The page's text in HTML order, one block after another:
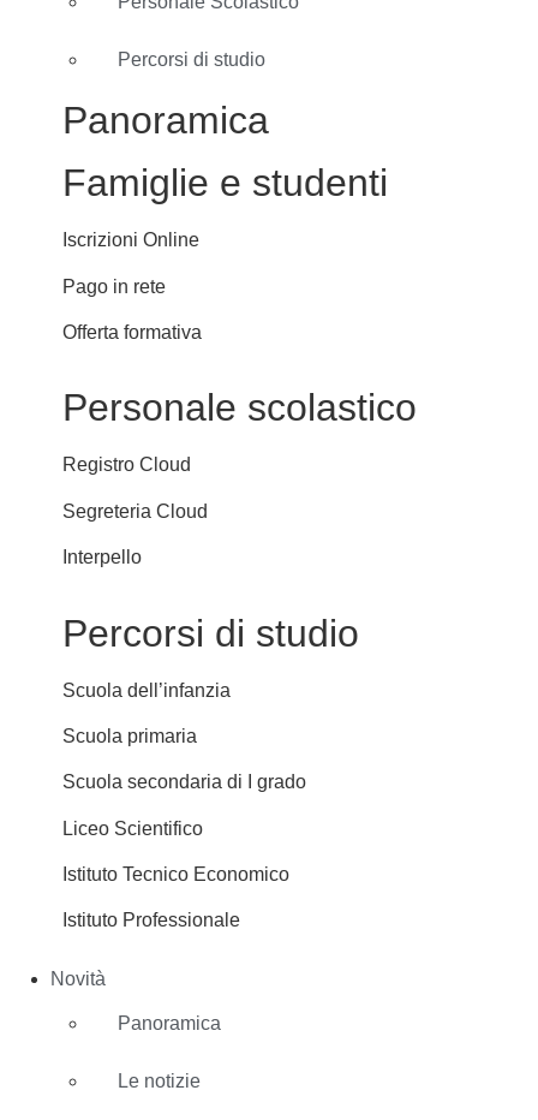
Percorsi di studio
Panoramica
Famiglie e studenti
Iscrizioni Online
Pago in rete
Offerta formativa
Personale scolastico
Registro Cloud
Segreteria Cloud
Interpello
Percorsi di studio
Scuola dell’infanzia
Scuola primaria
Scuola secondaria di I grado
Liceo Scientifico
Istituto Tecnico Economico
Istituto Professionale
Novità
Panoramica
Le notizie